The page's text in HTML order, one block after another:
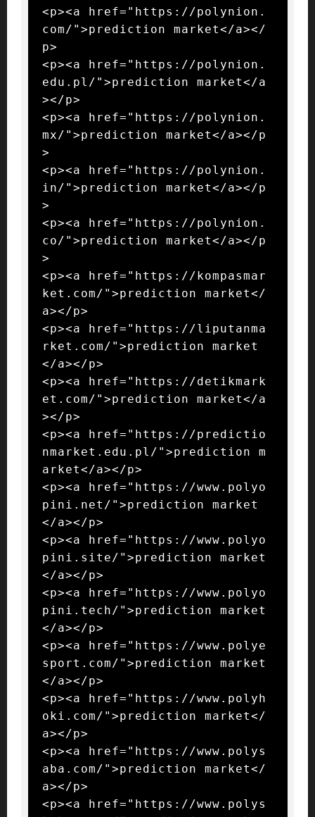
<p><a href="https://polynion.
com/">prediction market</a></
p>
<p><a href="https://polynion.
edu.pl/">prediction market</a
></p>
<p><a href="https://polynion.
mx/">prediction market</a></p
>
<p><a href="https://polynion.
in/">prediction market</a></p
>
<p><a href="https://polynion.
co/">prediction market</a></p
>
<p><a href="https://kompasmar
ket.com/">prediction market</
a></p>
<p><a href="https://liputanma
rket.com/">prediction market
</a></p>
<p><a href="https://detikmark
et.com/">prediction market</a
></p>
<p><a href="https://predictio
nmarket.edu.pl/">prediction m
arket</a></p>
<p><a href="https://www.polyo
pini.net/">prediction market
</a></p>
<p><a href="https://www.polyo
pini.site/">prediction market
</a></p>
<p><a href="https://www.polyo
pini.tech/">prediction market
</a></p>
<p><a href="https://www.polye
sport.com/">prediction market
</a></p>
<p><a href="https://www.polyh
oki.com/">prediction market</
a></p>
<p><a href="https://www.polys
aba.com/">prediction market</
a></p>
<p><a href="https://www.polys